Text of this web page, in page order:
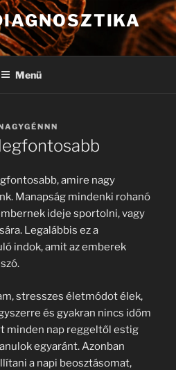
Menü
amire nagy
Manapság mindenki rohanó
ideje sportolni, vagy
Legalábbis ez a
indok, amit az emberek
stresszes életmódot élek,
és gyakran nincs időm
minden nap reggeltől estig
egyaránt. Azonban
a napi beosztásomat,